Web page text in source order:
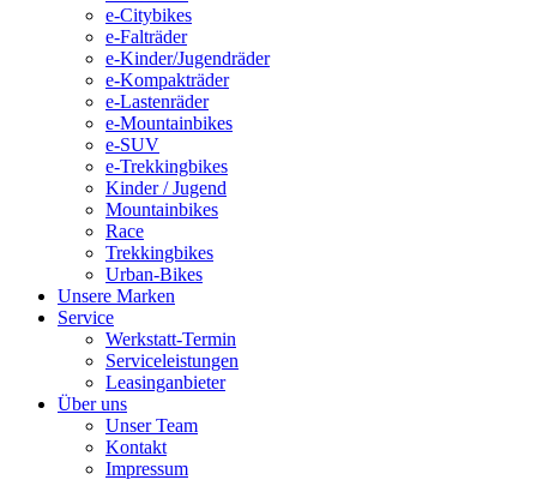
e-Citybikes
e-Falträder
e-Kinder/Jugendräder
e-Kompakträder
e-Lastenräder
e-Mountainbikes
e-SUV
e-Trekkingbikes
Kinder / Jugend
Mountainbikes
Race
Trekkingbikes
Urban-Bikes
Unsere Marken
Service
Werkstatt-Termin
Serviceleistungen
Leasinganbieter
Über uns
Unser Team
Kontakt
Impressum